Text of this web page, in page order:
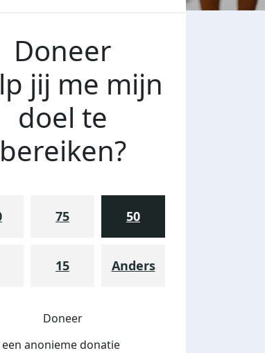
Doneer
jij me mijn
doel te
bereiken?
75 50
15 Anders
Doneer
anonieme donatie